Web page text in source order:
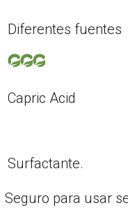
Diferentes fuentes
Capric Acid
Surfactante.
Seguro para usar